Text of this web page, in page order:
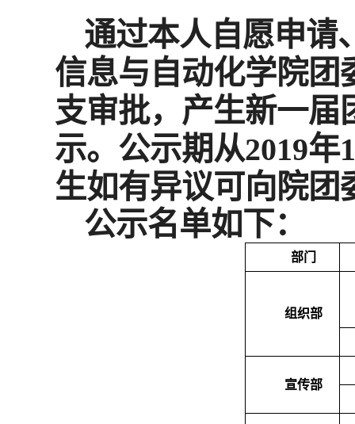
通过本人自愿申请
信息与自动化学院团
支审批，产生新一届
示。公示期从2019年
生如有异议可向院团
公示名单如下：
部门
组织部
宣传部